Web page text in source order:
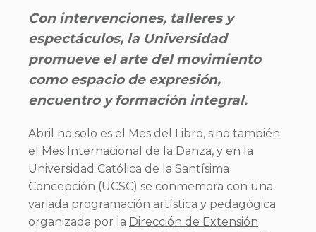
Con intervenciones, talleres y
espectáculos, la Universidad
promueve el arte del movimiento
como espacio de expresión,
encuentro y formación integral.
Abril no solo es el Mes del Libro, sino también
el Mes Internacional de la Danza, y en la
Universidad Católica de la Santísima
Concepción (UCSC) se conmemora con una
variada programación artística y pedagógica
organizada por la Dirección de Extensión